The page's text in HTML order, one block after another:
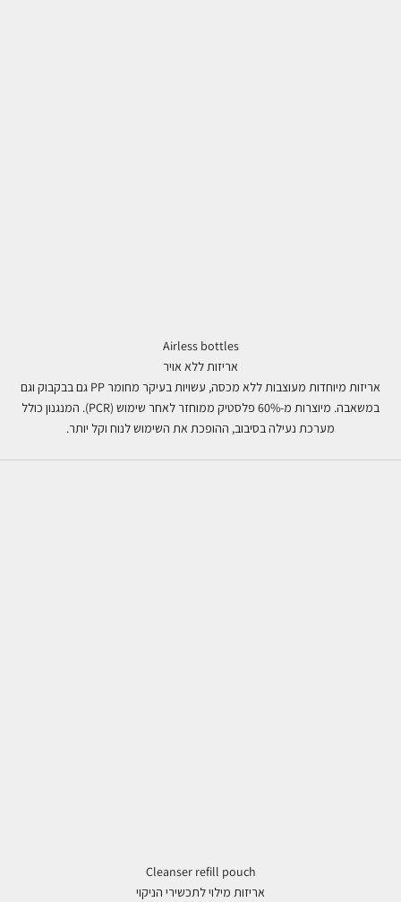
Airless bottles
אריזות ללא אויר
אריזות מיוחדות מעוצבות ללא מכסה, עשויות בעיקר מחומר PP גם בבקבוק וגם
במשאבה. מיוצרות מ-60% פלסטיק ממוחזר לאחר שימוש (PCR). המנגנון כולל
מערכת נעילה בסיבוב, ההופכת את השימוש לנוח וקל יותר.
Cleanser refill pouch
אריזות מילוי לתכשירי הניקוי